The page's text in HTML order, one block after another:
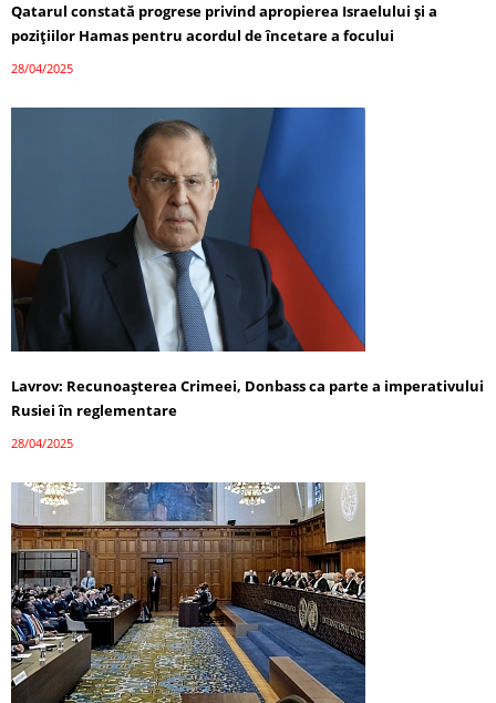
Qatarul constată progrese privind apropierea Israelului și a
pozițiilor Hamas pentru acordul de încetare a focului
28/04/2025
Lavrov: Recunoașterea Crimeei, Donbass ca parte a imperativului
Rusiei în reglementare
28/04/2025